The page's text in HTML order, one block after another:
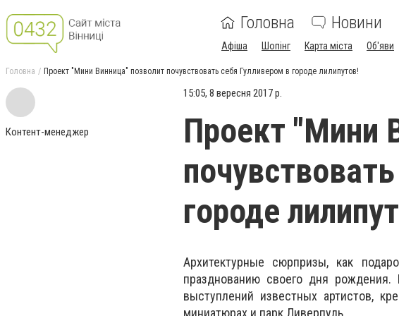
Головна Новини
Афіша Шопінг Карта міста Об'яви
Головна Проект "Мини Винница" позволит почувствовать себя Гулливером в городе лилипутов!
Контент-менеджер
15:05, 8 вересня 2017 р.
Проект "Мини
городе
Архитектурные сюрпризы, как
празднованию своего дня
выступлений известных артистов,
миниатюрах и парк Ливерпуль